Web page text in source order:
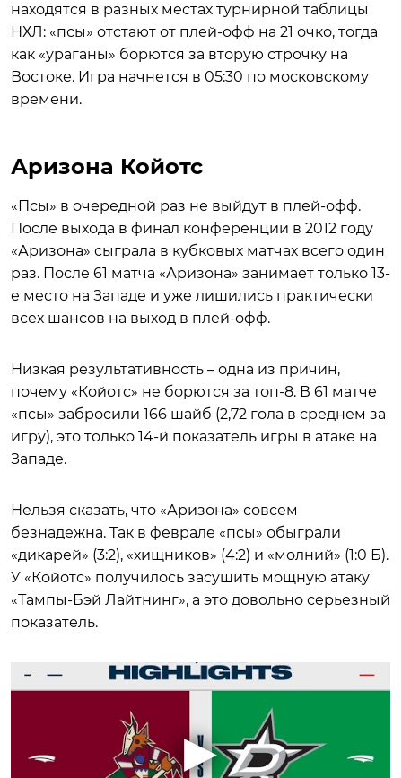
находятся в разных местах турнирной таблицы
НХЛ: «псы» отстают от плей-офф на 21 очко, тогда
как «ураганы» борются за вторую строчку на
Востоке. Игра начнется в 05:30 по московскому
времени.
Аризона Койотс
«Псы» в очередной раз не выйдут в плей-офф.
После выхода в финал конференции в 2012 году
«Аризона» сыграла в кубковых матчах всего один
раз. После 61 матча «Аризона» занимает только 13-
е место на Западе и уже лишились практически
всех шансов на выход в плей-офф.
Низкая результативность – одна из причин,
почему «Койотс» не борются за топ-8. В 61 матче
«псы» забросили 166 шайб (2,72 гола в среднем за
игру), это только 14-й показатель игры в атаке на
Западе.
Нельзя сказать, что «Аризона» совсем
безнадежна. Так в феврале «псы» обыграли
«дикарей» (3:2), «хищников» (4:2) и «молний» (1:0 Б).
У «Койотс» получилось засушить мощную атаку
«Тампы-Бэй Лайтнинг», а это довольно серьезный
показатель.